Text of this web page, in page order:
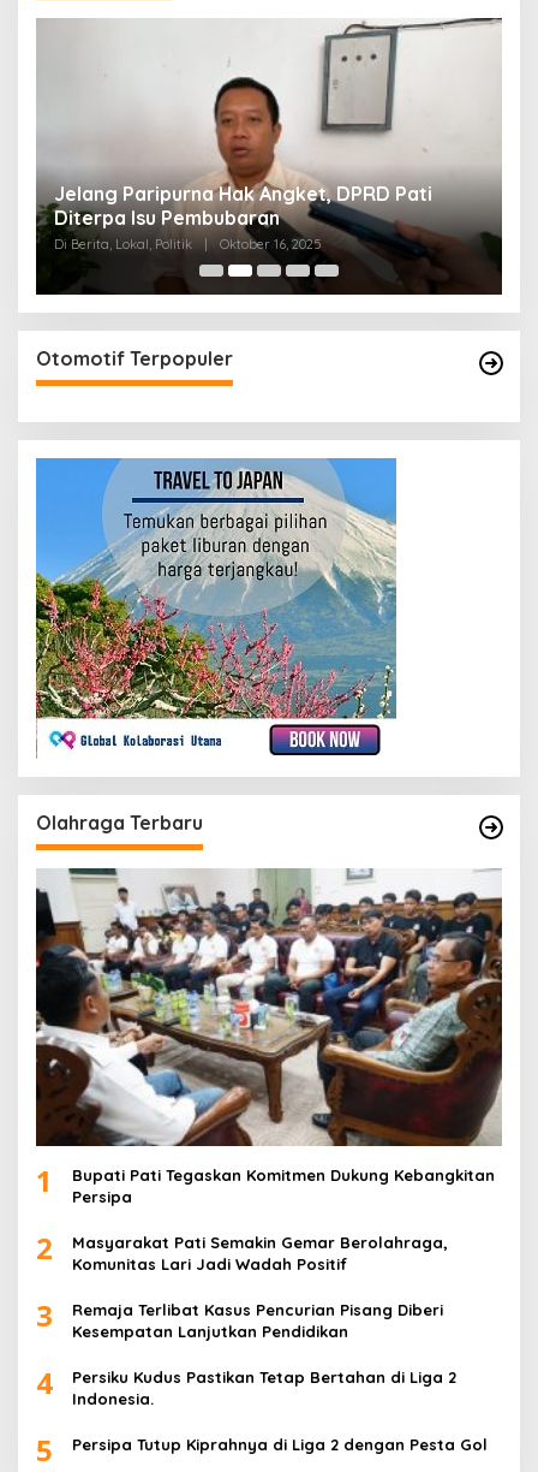
Jelang Paripurna Hak Angket, DPRD Pati
Diterpa Isu Pembubaran
Di Berita, Lokal, Politik Oktober 16, 2025
Otomotif Terpopuler
Olahraga Terbaru
1
Bupati Pati Tegaskan Komitmen Dukung Kebangkitan
Persipa
2
Masyarakat Pati Semakin Gemar Berolahraga,
Komunitas Lari Jadi Wadah Positif
3
Remaja Terlibat Kasus Pencurian Pisang Diberi
Kesempatan Lanjutkan Pendidikan
4
Persiku Kudus Pastikan Tetap Bertahan di Liga 2
Indonesia.
5 Persipa Tutup Kiprahnya di Liga 2 dengan Pesta Gol